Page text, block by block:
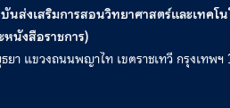
ส่งเสริมการสอนวิทยาศาสตร์และเทคโน
นังสือราชการ)
า แขวงถนนพญาไท เขตราชเทวี กรุงเทพ